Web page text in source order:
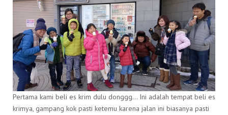
Pertama kami beli es krim dulu donggg… Ini adalah tempat beli es
krimya, gampang kok pasti ketemu karena jalan ini biasanya pasti